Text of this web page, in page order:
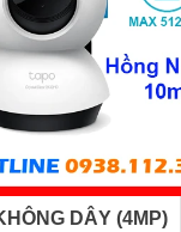
DÂY (4MP)